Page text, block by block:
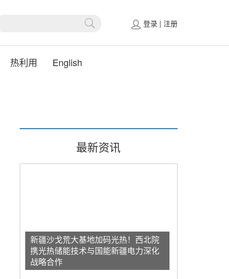
登录 | 注册
热利用 English
最新资讯
新疆沙戈荒大基地加码光热！西北院
携光热储能技术与国能新疆电力深化
战略合作